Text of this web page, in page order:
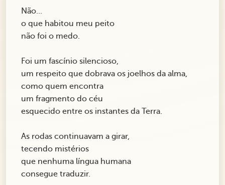
Não...
o que habitou meu peito
não foi o medo.
Foi um fascínio silencioso,
um respeito que dobrava os joelhos da alma,
como quem encontra
um fragmento do céu
esquecido entre os instantes da Terra.
As rodas continuavam a girar,
tecendo mistérios
que nenhuma língua humana
consegue traduzir.